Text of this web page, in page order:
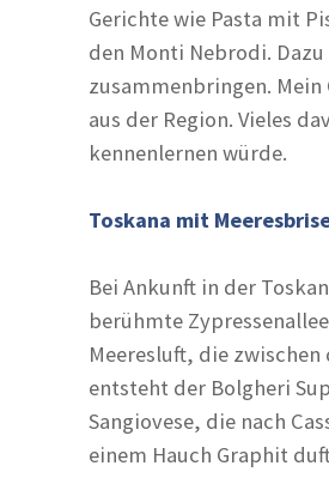
Gerichte wie Pasta mit
den Monti Nebrodi.
zusammenbringen.
aus der Region. Vieles
kennenlernen würde.
Toskana mit
Bei Ankunft in der
berühmte
Meeresluft, die
entsteht der Bolgheri
Sangiovese, die nach
einem Hauch Graphit